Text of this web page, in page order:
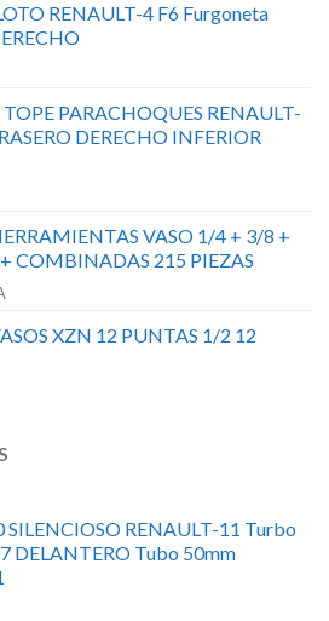
RENAULT-4 F6 Furgoneta
PARACHOQUES RENAULT-
DERECHO INFERIOR
VASO 1/4 + 3/8 +
COMBINADAS 215 PIEZAS
XZN 12 PUNTAS 1/2 12
SILENCIOSO RENAULT-11 Turbo
DELANTERO Tubo 50mm